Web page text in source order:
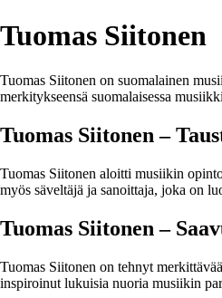
Tuomas Siitonen
Tuomas Siitonen on suomalainen
merkitykseensä suomalaisessa
Tuomas Siitonen –
Tuomas Siitonen aloitti musiikin
myös säveltäjä ja sanoittaja, joka on
Tuomas Siitonen –
Tuomas Siitonen on tehnyt
inspiroinut lukuisia nuoria musiikin